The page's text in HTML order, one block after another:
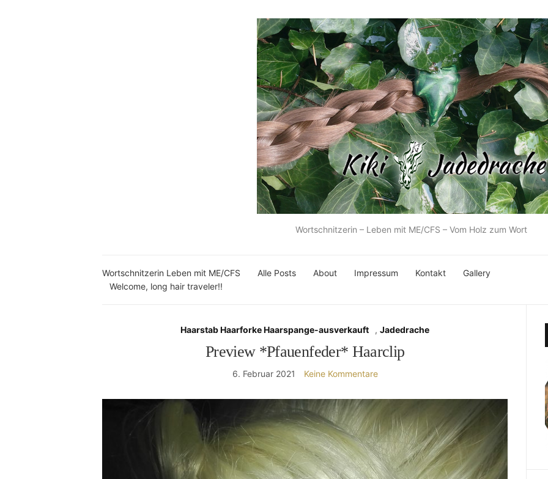
Wortschnitzerin – Leben mit ME/CFS – Vom Holz zum Wort
Wortschnitzerin Leben mit ME/CFS Alle Posts About Impressum Kontakt
Gallery
Welcome, long hair traveler!!
Haarstab Haarforke Haarspange-ausverkauft ,Jadedrache
Preview *Pfauenfeder* Haarclip
6. Februar 2021 Keine Kommentare